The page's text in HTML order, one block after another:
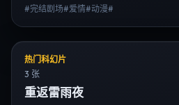
息，延伸检索日韩电视剧、韩剧全集、
#完结剧场#爱情#动漫#
热门科幻片
3 张
重返雷雨夜